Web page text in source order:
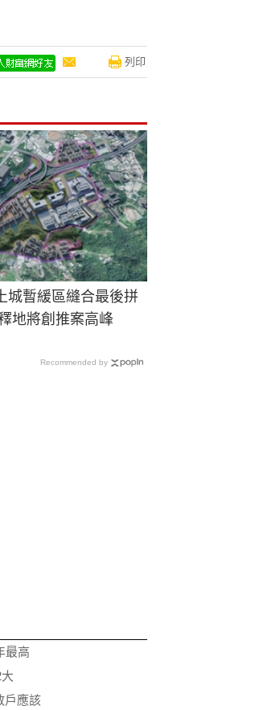
列印
城暫緩區縫合最後拼
地將創推案高峰
Recommended by
最高
戶應該